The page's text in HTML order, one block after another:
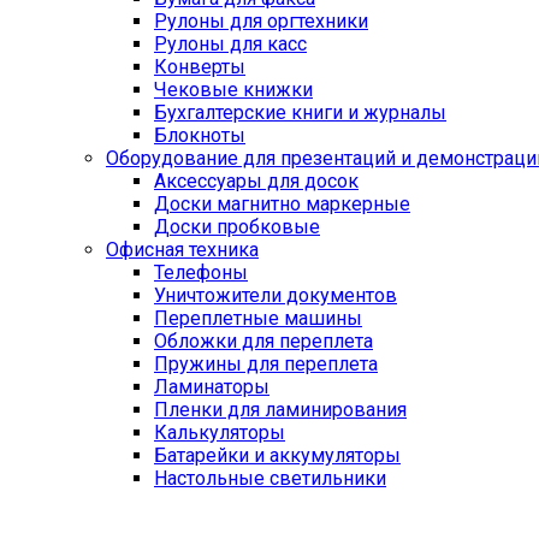
Рулоны для оргтехники
Рулоны для касс
Конверты
Чековые книжки
Бухгалтерские книги и журналы
Блокноты
Оборудование для презентаций и
Аксессуары для досок
Доски магнитно маркерные
Доски пробковые
Офисная техника
Телефоны
Уничтожители документов
Переплетные машины
Обложки для переплета
Пружины для переплета
Ламинаторы
Пленки для ламинирования
Калькуляторы
Батарейки и аккумуляторы
Настольные светильники